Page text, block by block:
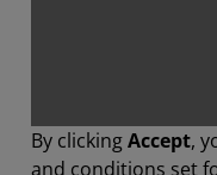
By clickingAccept,
and conditions set